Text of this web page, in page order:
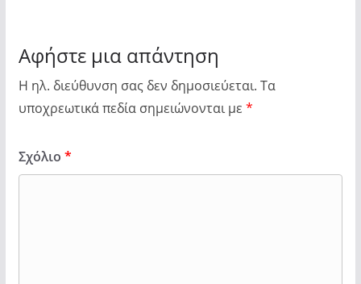
Αφήστε μια απάντηση
Η ηλ. διεύθυνση σας δεν δημοσιεύεται. Τα
υποχρεωτικά πεδία σημειώνονται με *
Σχόλιο *